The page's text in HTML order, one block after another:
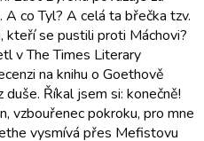
co Tyl? A celá ta břečka tzv.
kteří se pustili proti Máchovi?
v The Times Literary
na knihu o Goethově
Říkal jsem si: konečně!
vzbouřenec pokroku, pro mne
vysmívá přes Mefistovu